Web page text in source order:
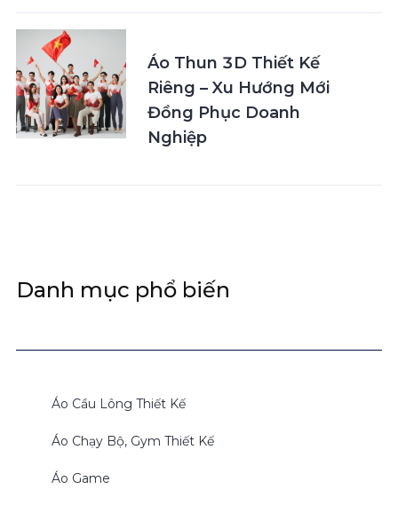
Áo Thun 3D Thiết Kế
Riêng – Xu Hướng Mới
Đồng Phục Doanh
Nghiệp
Danh mục phổ biến
Áo Cầu Lông Thiết Kế
Áo Chạy Bộ, Gym Thiết Kế
Áo Game